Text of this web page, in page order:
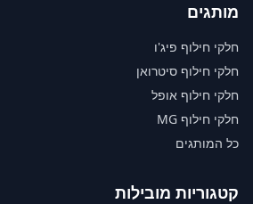
מותגים
חלקי חילוף פיג'ו
חלקי חילוף סיטרואן
חלקי חילוף אופל
חלקי חילוף MG
כל המותגים
קטגוריות מובילות